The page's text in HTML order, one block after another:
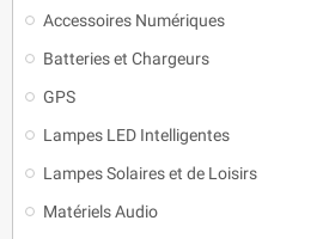
Accessoires Numériques
Batteries et Chargeurs
GPS
Lampes LED Intelligentes
Lampes Solaires et de Loisirs
Matériels Audio